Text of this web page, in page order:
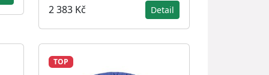
2 383 Kč Detail
TOP